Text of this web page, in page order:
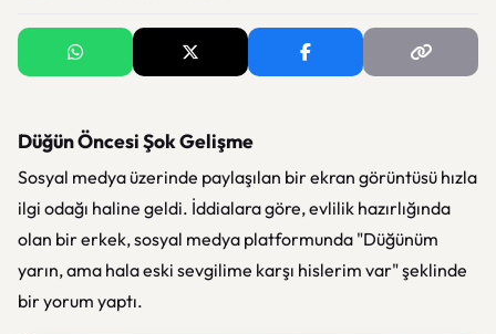
Düğün Öncesi Şok Gelişme
Sosyal medya üzerinde paylaşılan bir ekran görüntüsü hızla
ilgi odağı haline geldi. İddialara göre, evlilik hazırlığında
olan bir erkek, sosyal medya platformunda "Düğünüm
yarın, ama hala eski sevgilime karşı hislerim var" şeklinde
bir yorum yaptı.